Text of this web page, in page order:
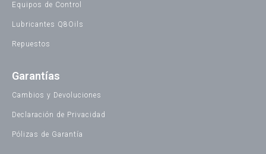
Equipos de Control
Lubricantes Q8Oils
Repuestos
Garantías
Cambios y Devoluciones
Declaración de Privacidad
Pólizas de Garantía